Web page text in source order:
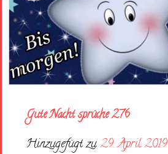
Gute Nacht sprüche 276
Hinzugefügt zu29. April 2019